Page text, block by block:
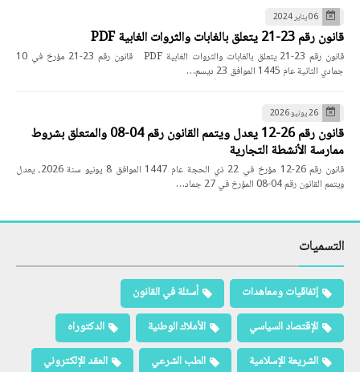
06 يناير 2024
قانون رقم 23-21 يتعلق بالغابات والثروات الغابية PDF
قانون رقم 23-21 يتعلق بالغابات والثروات الغابية PDF قانون رقم 23-21 مؤرخ في 10
جمادي الثانية عام 1445 الموافق 23 ديسم…
26 يونيو 2026
قانون رقم 26-12 يعدل ويتمم القانون رقم 04-08 والمتعلق بشروط
ممارسة الأنشطة التجارية
قانون رقم 26-12 مؤرخ في 22 ذي الحجة عام 1447 الموافق 8 يونيو سنة 2026، يعدل
ويتمم القانون رقم 04-08 المؤرخ في 27 جماد…
التسميات
إتفاقيات ومعاهدات
أسئلة في القانون
الإقتصاد السياسي
الأملاك الوطنية
الدكتوراه
الشريعة الإسلامية
الطب الشرعي
العقد الإلكتروني